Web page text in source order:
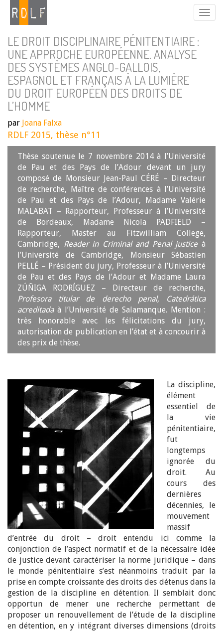
LE DROIT DISCIPLINAIRE PÉNITENTIAIRE :
UNE APPROCHE EUROPÉENNE. ANALYSE
DES SYSTÈMES ANGLO-GALLOIS,
ESPAGNOL ET FRANÇAIS À LA LUMIÈRE
DU DROIT EUROPÉEN DES DROITS DE
L’HOMME
par Joana Falxa
RDLF 2015, thèse n°11
Thèse soutenue le 7 novembre 2014 à l’Université
de Pau et des Pays de l’Adour devant un jury
composé de Monsieur Jean-Paul CÉRÉ – Directeur
de recherche, Maître de conférences à l’Université
de Pau et des Pays de l’Adour, Madame Valérie
MALABAT – Rapporteur, Professeur à l’Université
de Bordeaux, Madame Nicola PADFIELD –
Rapporteur, Master au Fitzwilliam College,
Cambridge, Reader in Criminal and Penal justice à
l’Université de Cambridge, Monsieur Sébastien
PELLÉ – Président du jury, Professeur à l’Université
de Pau et des Pays de l’Adour et Madame Laura
ZÚÑIGA RODRÍGUEZ – Directeur de recherche,
Profesora titular de derecho penal, Catedrática
acreditadaà l’Université de Salamanque. Mention :
très honorable avec les félicitations du jury,
autorisation de publication en l’état et à concourir à
des prix de thèse.
La discipline,
élément
essentiel de
la vie
pénitentiaire,
fut
longtemps
ignorée du
droit. Au
cours des
dernières
décennies, le
mouvement
massif
d’entrée du droit – droit entendu ici comme la
conjonction de l’aspect normatif et de la nécessaire idée
de justice devant caractériser la norme juridique – dans
le monde pénitentiaire s’est néanmoins traduit par la
prise en compte croissante des droits des détenus dans la
gestion de la discipline en détention. Il semblait donc
opportun de mener une recherche permettant de
proposer un renouvellement de l’étude de la discipline
en détention, en y intégrant diverses dimensions (droits